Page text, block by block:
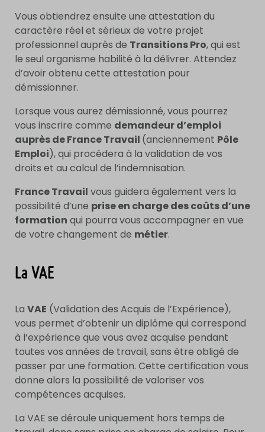
Vous obtiendrez ensuite une attestation du
caractère réel et sérieux de votre projet
professionnel auprès de Transitions Pro, qui est
le seul organisme habilité à la délivrer. Attendez
d’avoir obtenu cette attestation pour
démissionner.
Lorsque vous aurez démissionné, vous pourrez
vous inscrire comme demandeur d’emploi
auprès de France Travail (anciennement Pôle
Emploi), qui procédera à la validation de vos
droits et au calcul de l’indemnisation.
France Travail vous guidera également vers la
possibilité d’une prise en charge des coûts d’une
formation qui pourra vous accompagner en vue
de votre changement de métier.
La VAE
La VAE (Validation des Acquis de l’Expérience),
vous permet d’obtenir un diplôme qui correspond
à l’expérience que vous avez acquise pendant
toutes vos années de travail, sans être obligé de
passer par une formation. Cette certification vous
donne alors la possibilité de valoriser vos
compétences acquises.
La VAE se déroule uniquement hors temps de